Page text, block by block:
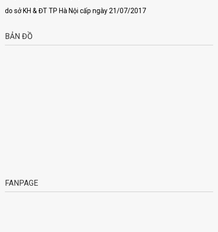
do sở KH & ĐT TP Hà Nội cấp ngày 21/07/2017
BẢN ĐỒ
FANPAGE